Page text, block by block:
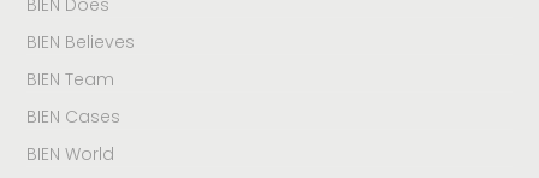
BIEN Believes
BIEN Team
BIEN Cases
BIEN World